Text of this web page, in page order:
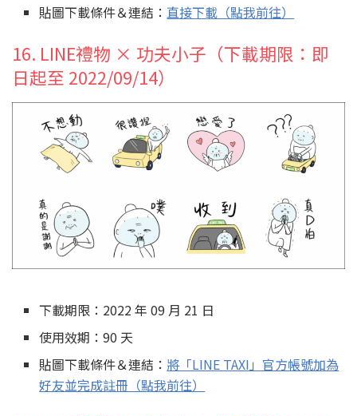
貼圖下載條件＆連結：直接下載（點我前往）
16. LINE禮物 × 功夫小子（下載期限：即
日起至 2022/09/14）
下載期限：2022 年 09 月 21 日
使用效期：90 天
貼圖下載條件＆連結： 將「LINE TAXI」官方帳號加為
好友並完成註冊（點我前往）